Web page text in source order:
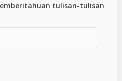
tulisan-tulisan